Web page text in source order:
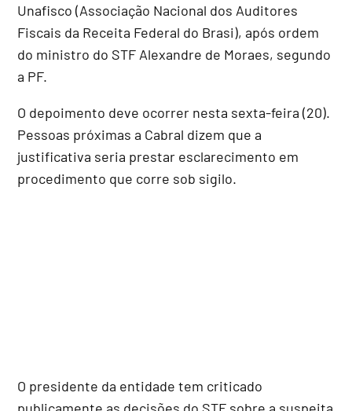
Unafisco (Associação Nacional dos Auditores
Fiscais da Receita Federal do Brasi), após ordem
do ministro do STF Alexandre de Moraes, segundo
a PF.
O depoimento deve ocorrer nesta sexta-feira (20).
Pessoas próximas a Cabral dizem que a
justificativa seria prestar esclarecimento em
procedimento que corre sob sigilo.
O presidente da entidade tem criticado